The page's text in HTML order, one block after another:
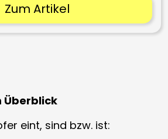
Zum Artikel
Überblick
eint, sind bzw. ist: